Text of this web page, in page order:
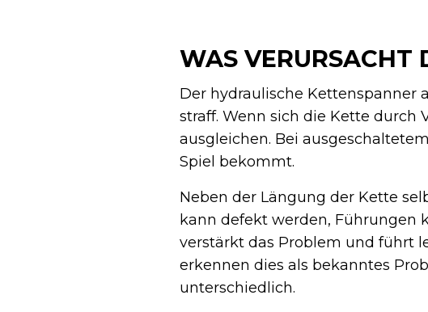
WAS VERURSACHT
Der hydraulische
straff. Wenn sich die Kette durch
ausgleichen. Bei
Spiel bekommt.
Neben der Längung der Kette
kann defekt werden, Führungen
verstärkt das Problem und führt
erkennen dies als bekanntes
unterschiedlich.